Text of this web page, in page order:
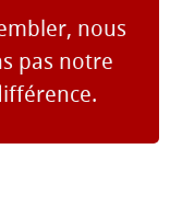
nous
pas notre